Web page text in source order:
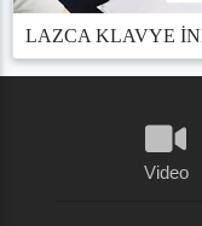
LAZCA KLAVYE
Video